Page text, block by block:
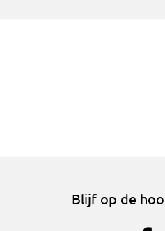
Blijf op de